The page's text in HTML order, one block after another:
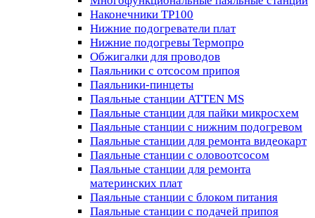
Наконечники TP100
Нижние подогреватели плат
Нижние подогревы Термопро
Обжигалки для проводов
Паяльники с отсосом припоя
Паяльники-пинцеты
Паяльные станции ATTEN MS
Паяльные станции для пайки микросхем
Паяльные станции с нижним подогревом
Паяльные станции для ремонта видеокарт
Паяльные станции с оловоотсосом
Паяльные станции для ремонта
материнских плат
Паяльные станции с блоком питания
Паяльные станции с подачей припоя